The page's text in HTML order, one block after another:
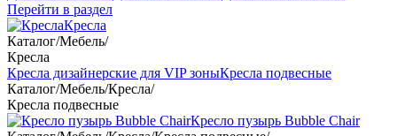
Перейти в раздел
Кресла
Каталог/Мебель/
Кресла
Кресла дизайнерские для VIP зоныКресла подвесные
Каталог/Мебель/Кресла/
Кресла подвесные
Кресло пузырь Bubble Chair